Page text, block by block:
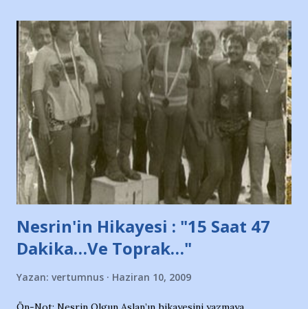
ve ürünlerini Bursa şehrinde görmek istemediklerini bir
protesto eylemiyle açıkladıklarını bildiriyordu.. Bu grup
adına açıklama yapan şahsı muhterem(!) ''Açık ve net olarak
söylüyoruz. Bu son uyarımızdır. Bunun yanısıra, bu takımlara
ait tanıtıcı ilanların asılmasına izin veren Bursa Büyükşehir
Belediyesi ile mağazaların bulunduğu alışveriş merkezlerini
de kınıyoruz'' diye de eklemiş .. Blogumuzda okuduğum bu
yazının hemen ardından bu habe...
Nesrin'in Hikayesi : "15 Saat 47
Dakika…Ve Toprak…"
Yazan: vertumnus Haziran 10, 2009